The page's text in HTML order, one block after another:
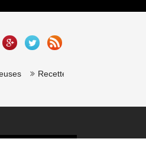
Recette saumon gravlax de chef